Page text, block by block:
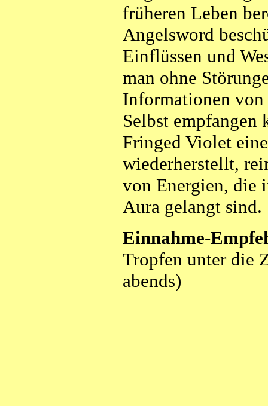
früheren Leben
Angelsword
Einflüssen und
man ohne
Informationen von
Selbst empfangen
Fringed Violet
wiederherstellt,
von Energien, die
Aura gelangt sind.
Einnahme-
Tropfen unter die
abends)